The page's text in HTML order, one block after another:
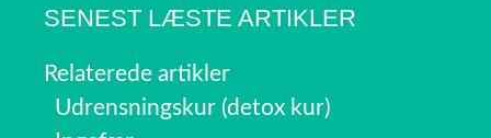
SENEST LÆSTE ARTIKLER
Relaterede artikler
Udrensningskur (detox kur)